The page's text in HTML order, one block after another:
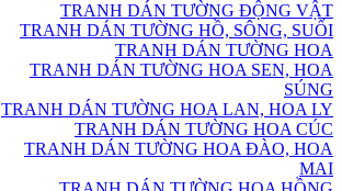
TRANH DÁN TƯỜNG ĐỘNG VẬT
TRANH DÁN TƯỜNG HỒ, SÔNG, SUỐI
TRANH DÁN TƯỜNG HOA
TRANH DÁN TƯỜNG HOA SEN, HOA
SÚNG
TRANH DÁN TƯỜNG HOA LAN, HOA LY
TRANH DÁN TƯỜNG HOA CÚC
TRANH DÁN TƯỜNG HOA ĐÀO, HOA
MAI